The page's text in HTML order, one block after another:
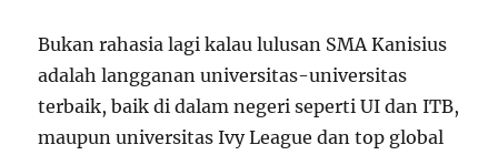
Bukan rahasia lagi kalau lulusan SMA Kanisius
adalah langganan universitas-universitas
terbaik, baik di dalam negeri seperti UI dan ITB,
maupun universitas Ivy League dan top global